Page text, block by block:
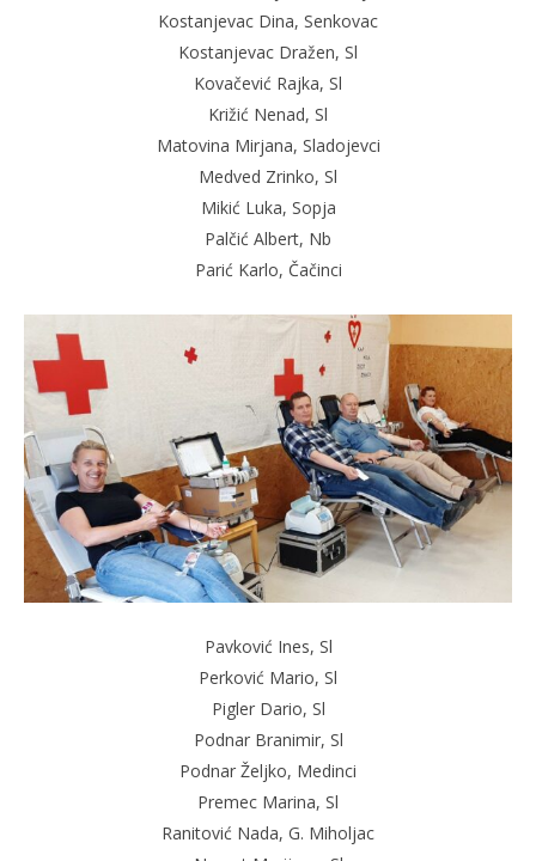
Kostanjevac Dina, Senkovac
Kostanjevac Dražen, Sl
Kovačević Rajka, Sl
Križić Nenad, Sl
Matovina Mirjana, Sladojevci
Medved Zrinko, Sl
Mikić Luka, Sopja
Palčić Albert, Nb
Parić Karlo, Čačinci
Pavković Ines, Sl
Perković Mario, Sl
Pigler Dario, Sl
Podnar Branimir, Sl
Podnar Željko, Medinci
Premec Marina, Sl
Ranitović Nada, G. Miholjac